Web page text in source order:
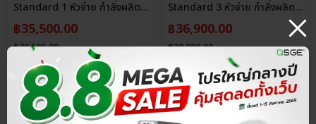
Standard 1 หัวจ่าย กำลังผลิต
Pump 3 ระดับ
฿35,500.00
฿38,500.00
คลัง 2ชิ้น
Standard 3 หัวจ่าย กำลังผลิต
สูง 28 ลิตร/ชม. ปรับความแข็ง
หนืดได้ถึง 12 ระดับ
฿36,900.00
฿39,900.00
คลัง 3ชิ้น